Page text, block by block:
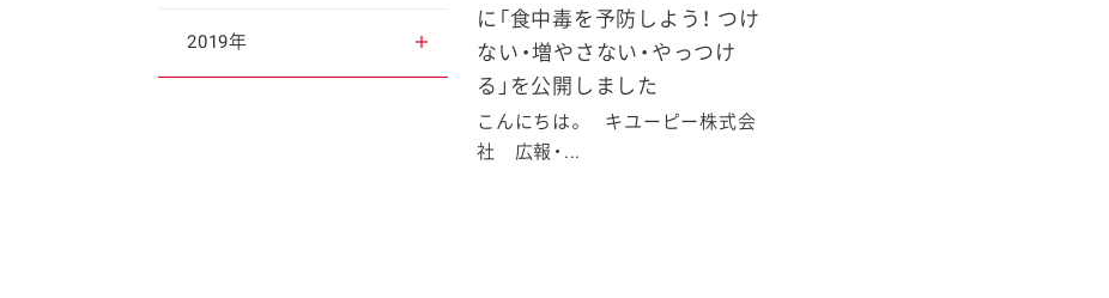
に「食中毒を予防しよう！ つけ
ない・増やさない・やっつけ
る」を公開しました
こんにちは。 キユーピー株式会
社 広報・...
2025年7月
2024年8月
2023年9月
2022年10月
2021年11月
2020年12月
2019年